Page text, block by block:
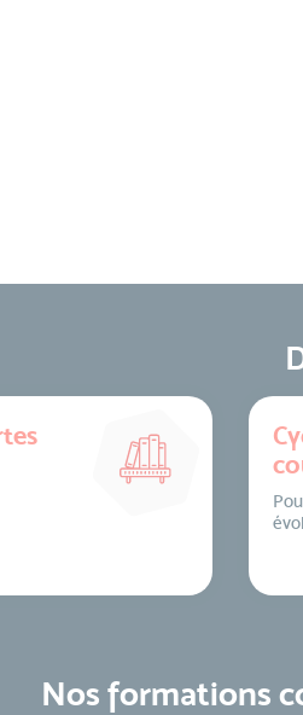
Nos formations